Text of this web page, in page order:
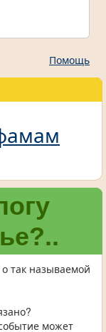
Помощь
о так называемой
может